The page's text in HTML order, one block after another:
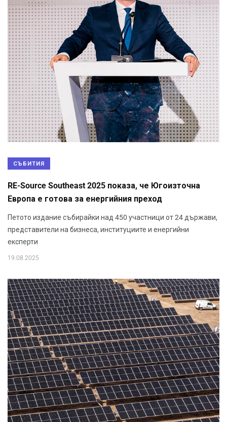
СЪБИТИЯ
RE-Source Southeast 2025 показа, че Югоизточна
Европа е готова за енергийния преход
Петото издание събирайки над 450 участници от 24 държави,
представители на бизнеса, институциите и енергийни
експерти
19.08.2025